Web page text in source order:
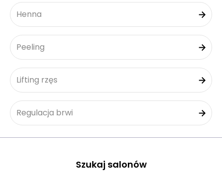
Henna
Peeling
Lifting rzęs
Regulacja brwi
Szukaj salonów